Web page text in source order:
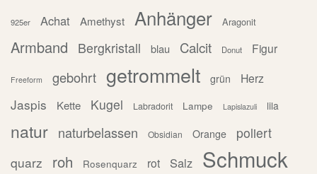
925er Achat Amethyst Anhänger Aragonit
Armband Bergkristall blau Calcit Donut Figur
Freeform gebohrt getrommelt grün Herz
Jaspis Kette Kugel Labradorit Lampe Lapislazuli lila
natur naturbelassen Obsidian Orange
poliert
quarz
roh Rosenquarz rot Salz Schmuck